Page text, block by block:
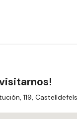
visitarnos!
119, Castelldefels